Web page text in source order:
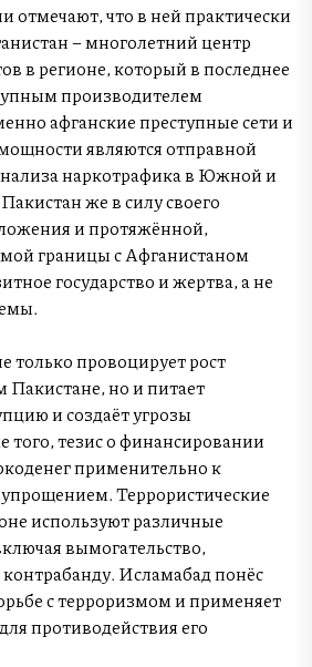
отмечают, что в ней практически
– многолетний центр
в регионе, который в последнее
производителем
афганские преступные сети и
являются отправной
наркотрафика в Южной и
же в силу своего
и протяжённой,
границы с Афганистаном
государство и жертва, а не
только провоцирует рост
но и питает
и создаёт угрозы
того, тезис о финансировании
применительно к
Террористические
используют различные
вымогательство,
Исламабад понёс
с терроризмом и применяет
противодействия его